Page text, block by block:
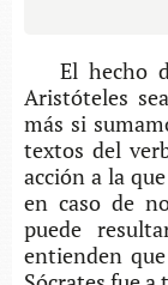
El hecho
Aris­tó­te­les
más si
tex­tos del
acción a la que
en caso de
puede
entien­den